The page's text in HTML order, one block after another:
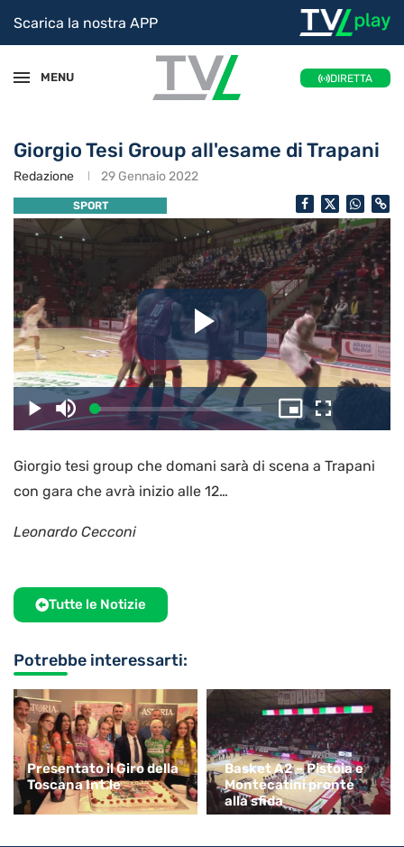
Scarica la nostra APP
MENU DIRETTA
Giorgio Tesi Group all'esame di Trapani
Redazione 29 Gennaio 2022
SPORT
il
video
PlayDisattiva
l’audio
Caricato:
3.59%
Picture-
in-
Schermo
intero
Giorgio tesi group che domani sarà di scena a Trapani
con gara che avrà inizio alle 12…
Leonardo Cecconi
Tutte le Notizie
Potrebbe interessarti:
Presentato il Giro della
Toscana Int.le
Basket A2 – Pistoia e
Montecatini pronte
alla sfida